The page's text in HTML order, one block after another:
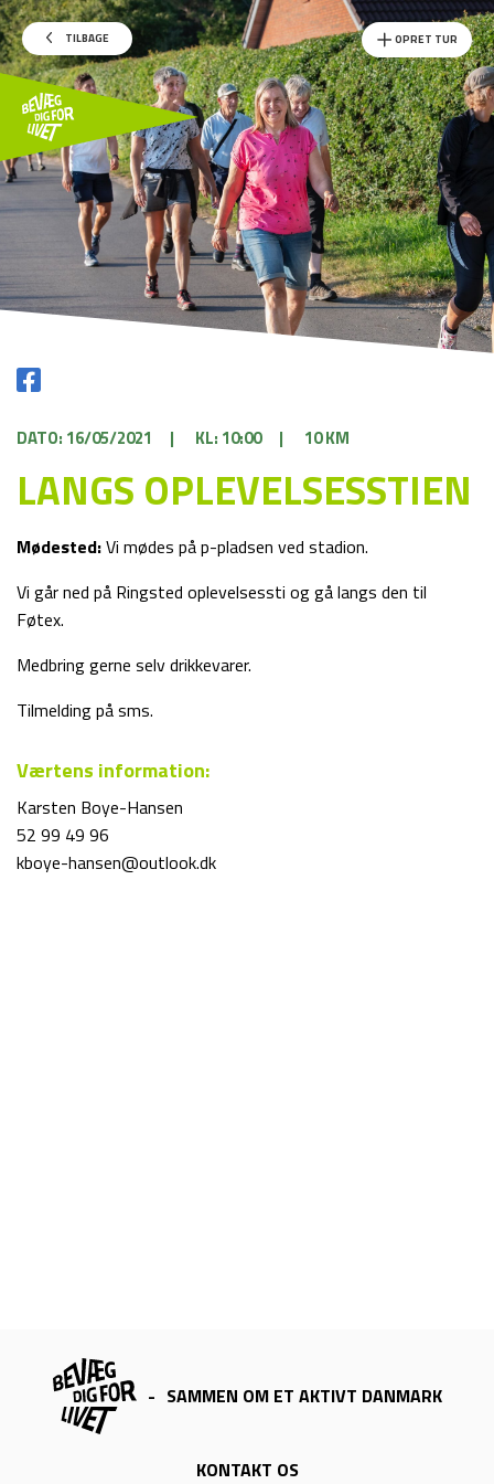
TILBAGE OPRET TUR
DATO: 16/05/2021 | KL: 10:00 | 10 KM
LANGS OPLEVELSESSTIEN
Mødested:Vi mødes på p-pladsen ved stadion.
Vi går ned på Ringsted oplevelsessti og gå langs den til
Føtex.
Medbring gerne selv drikkevarer.
Tilmelding på sms.
Værtens information:
Karsten Boye-Hansen
52 99 49 96
kboye-hansen@outlook.dk
- SAMMEN OM ET AKTIVT DANMARK
KONTAKT OS